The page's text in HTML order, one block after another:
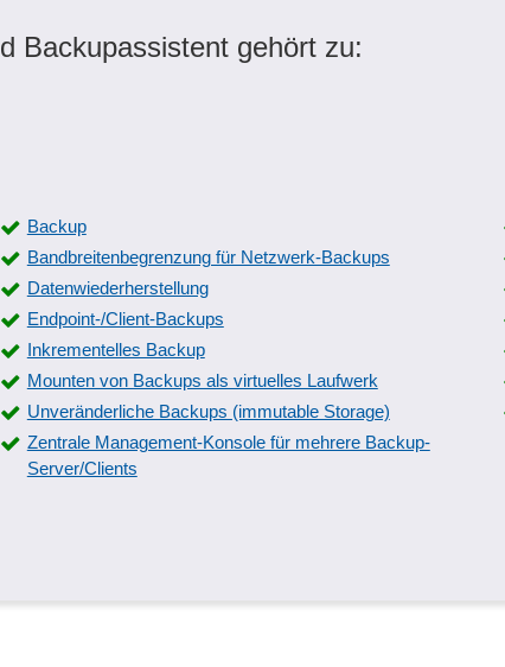
Backupassistent gehört zu:
Backup
Bandbreitenbegrenzung für Netzwerk-Backups
Datenwiederherstellung
Endpoint-/Client-Backups
Inkrementelles Backup
Mounten von Backups als virtuelles Laufwerk
Unveränderliche Backups (immutable Storage)
Zentrale Management-Konsole für mehrere Backup-
Server/Clients